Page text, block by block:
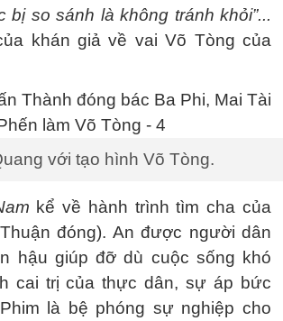
bị so sánh là không tránh khỏi”...
khán giả về vai Võ Tòng của
với tạo hình Võ Tòng.
kể về hành trình tìm cha của
đóng). An được người dân
hậu giúp đỡ dù cuộc sống khó
cai trị của thực dân, sự áp bức
là bệ phóng sự nghiệp cho